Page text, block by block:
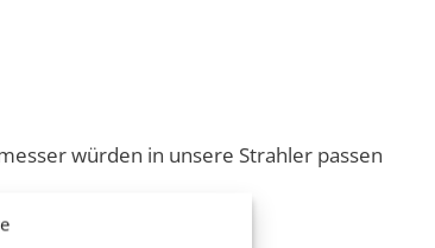
würden in unsere Strahler passen